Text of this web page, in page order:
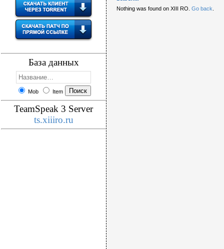
База данных
Mob Item
TeamSpeak 3 Server
ts.xiiiro.ru
Nothing was found on XIII RO. Go back